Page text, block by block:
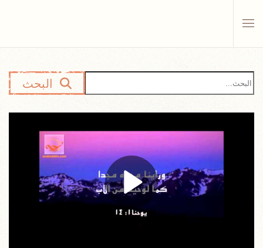
البحث